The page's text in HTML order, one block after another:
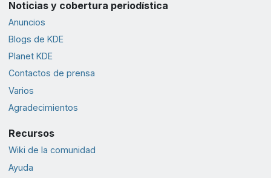
Noticias y cobertura periodística
Anuncios
Blogs de KDE
Planet KDE
Contactos de prensa
Varios
Agradecimientos
Recursos
Wiki de la comunidad
Ayuda